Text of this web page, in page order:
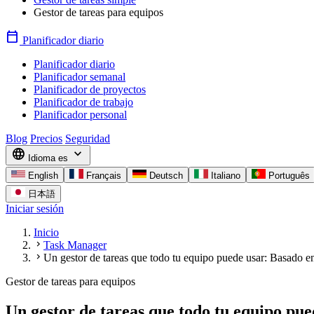
Gestor de tareas para equipos
calendar_today Planificador diario
Planificador diario
Planificador semanal
Planificador de proyectos
Planificador de trabajo
Planificador personal
Blog Precios Seguridad
language Idioma es expand_more
English Français Deutsch Italiano Português
日本語
Iniciar sesión
Inicio
chevron_right Task Manager
chevron_right Un gestor de tareas que todo tu equipo puede usar: Basado
Gestor de tareas para equipos